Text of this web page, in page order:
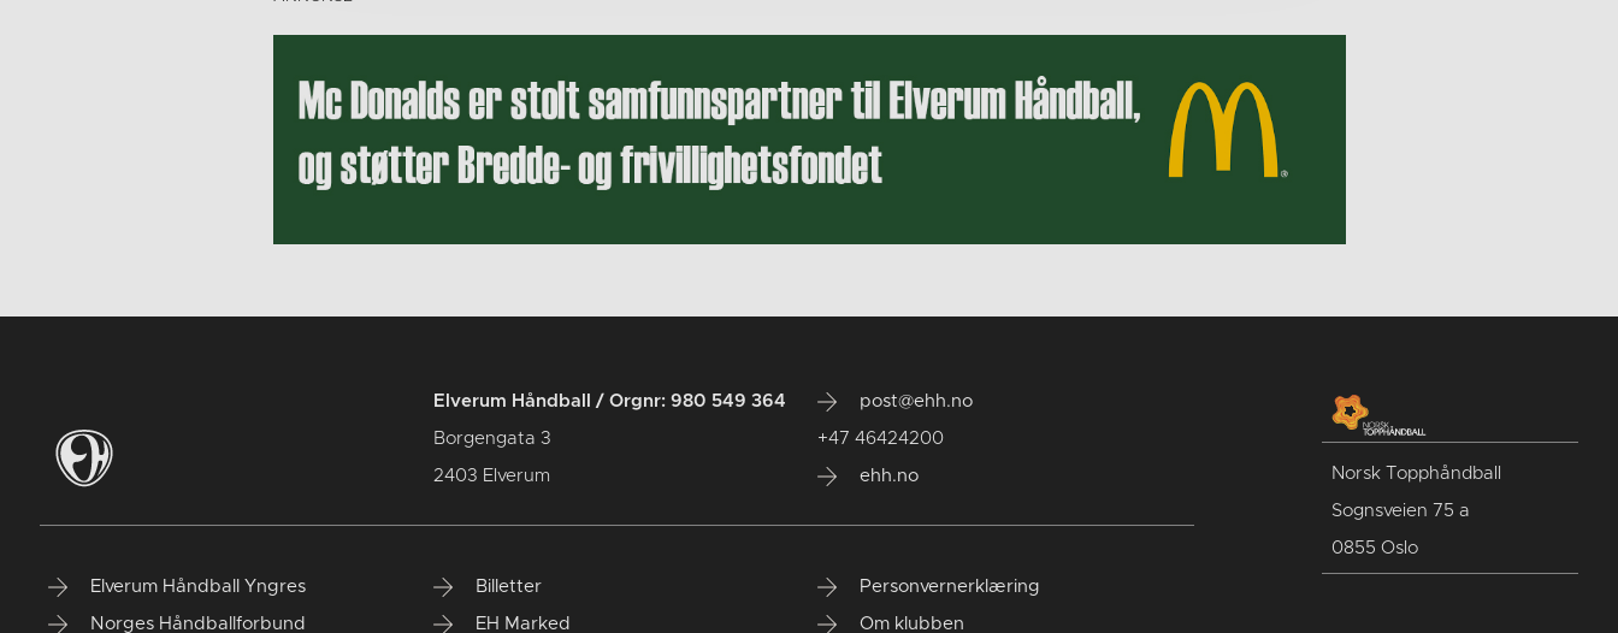
Elverum Håndball / Orgnr: 980 549 364
Borgengata 3
2403 Elverum
post@ehh.no
+47 46424200
ehh.no
Elverum Håndball Yngres
Norges Håndballforbund
Billetter
EH Marked
Personvernerklæring
Om klubben
Norsk Topphåndball
Sognsveien 75 a
0855 Oslo